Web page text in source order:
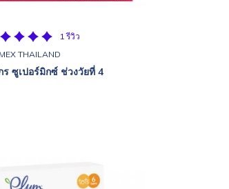
1 รีวิว
THAILAND
ร ซูเปอร์มิกซ์ ช่วงวัยที่ 4